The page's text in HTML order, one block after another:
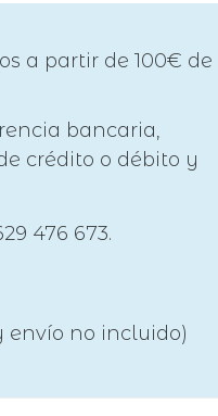
a partir de 100€ de
bancaria,
crédito o débito y
476 673.
envío no incluido)